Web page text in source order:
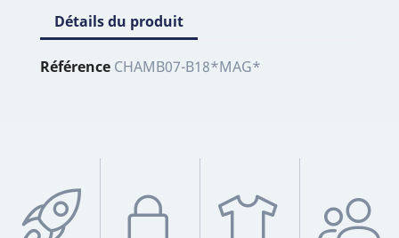
Détails du produit
Référence CHAMB07-B18*MAG*